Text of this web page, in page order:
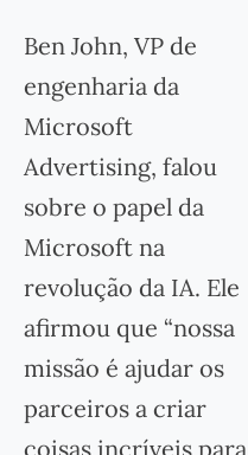
Ben John, VP de
engenharia da
Microsoft
Advertising, falou
sobre o papel da
Microsoft na
revolução da IA. Ele
afirmou que “nossa
missão é ajudar os
parceiros a criar
coisas incríveis para